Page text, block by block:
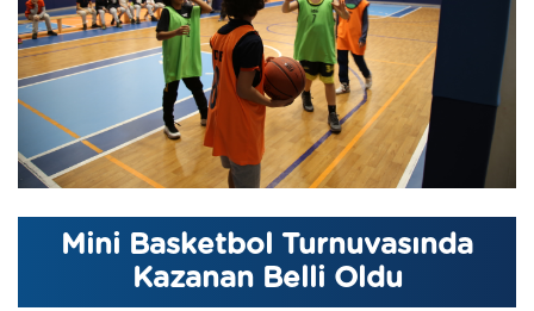
Mini Basketbol Turnuvasında
Kazanan Belli Oldu